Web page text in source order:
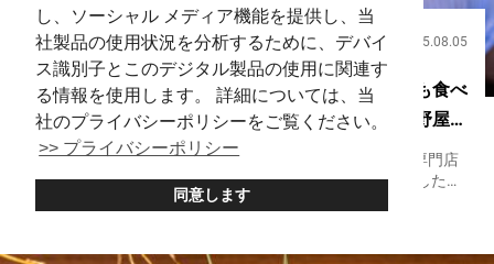
し、ソーシャル メディア機能を提供し、当
社製品の使用状況を分析するために、デバイ
ス識別子とこのデジタル製品の使用に関連す
る情報を使用します。 詳細については、当
社のプライバシーポリシーをご覧ください。
>> プライバシーポリシー
同意します
飲食 2025.08.05
東京で伝統的なかき氷を味わうなら！ 並んでても食べ
たい極上食感の秘密【上野かき氷専門店四代目大野屋氷
室本店】
上野の繁華街の一角に、ひっそりと看板を掲げるかき氷専門店
があります。 夜はバーとして営業している空間を間借りした、
その名も『上野かき氷専門店四代目大野屋氷室』です。 提供さ